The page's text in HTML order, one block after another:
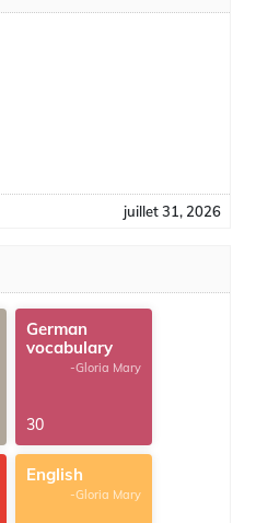
juillet 31, 2026
German
vocabulary
-Gloria Mary
30
English
-Gloria Mary